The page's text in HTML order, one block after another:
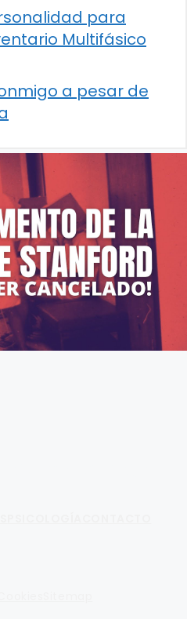
para
Multifásico
a pesar de